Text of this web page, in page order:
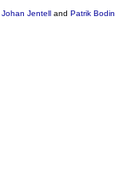
Johan Jentelland Patrik Bodin